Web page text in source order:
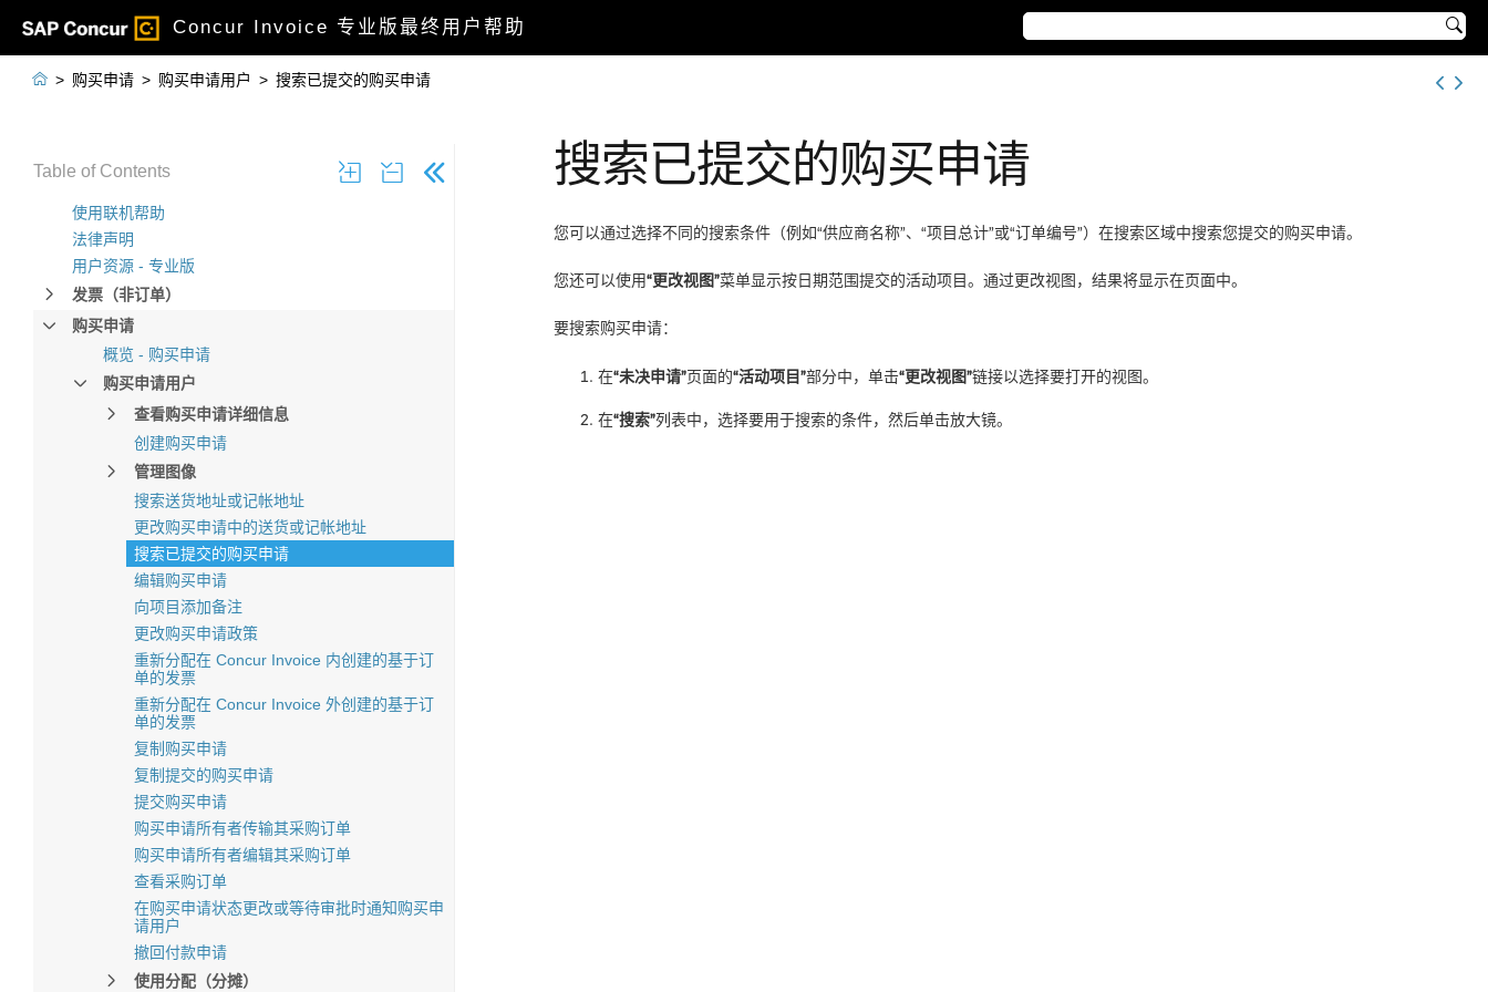
Concur Invoice 专业版最终用户帮助 
Table of Contents
使用联机帮助
法律声明
用户资源 - 专业版
发票（非订单）
购买申请
概览 - 购买申请
购买申请用户
查看购买申请详细信息
创建购买申请
管理图像
搜索送货地址或记帐地址
更改购买申请中的送货或记帐地址
搜索已提交的购买申请
编辑购买申请
向项目添加备注
更改购买申请政策
重新分配在 Concur Invoice 内创建的基于订
单的发票
重新分配在 Concur Invoice 外创建的基于订
单的发票
复制购买申请
复制提交的购买申请
提交购买申请
购买申请所有者传输其采购订单
购买申请所有者编辑其采购订单
查看采购订单
在购买申请状态更改或等待审批时通知购买申
请用户
撤回付款申请
使用分配（分摊）
 > 购买申请 > 购买申请用户 > 搜索已提交的购买申请
搜索已提交的购买申请
您可以通过选择不同的搜索条件（例如“供应商名称”、 “项目总计”或“订单编号”）在搜索区域中搜索您提交的购买申请。
您还可以使用“更改视图”菜单显示按日期范围提交的活动项目。通过更改视图，结果将显示在页面中。
要搜索购买申请：
在“未决申请”页面的“活动项目”部分中，单击“更改视图”链接以选择要打开的视图。
在“搜索”列表中，选择要用于搜索的条件，然后单击放大镜。